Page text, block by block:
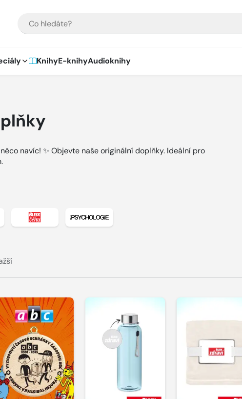
KnihyE-knihyAudioknihy
navíc! ✨ Objevte naše originální doplňky. Ideální pro
detail titulu BLESK Hobby
Zobrazit detail titulu BLESK pro ženy
Zobrazit detail titulu Moje psychologie